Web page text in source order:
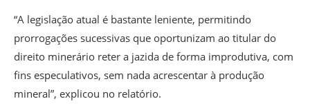
“A legislação atual é bastante leniente, permitindo
prorrogações sucessivas que oportunizam ao titular do
direito minerário reter a jazida de forma improdutiva, com
fins especulativos, sem nada acrescentar à produção
mineral”, explicou no relatório.